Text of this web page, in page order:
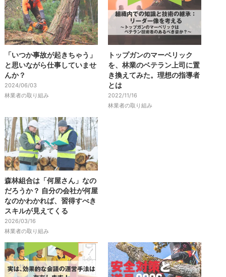
「いつか事故が起きちゃう」
と思いながら仕事していませ
んか？
2024/06/03
林業者の取り組み
トップガンのマーベリック
を、林業のベテラン上司に置
き換えてみた。理想の指導者
とは
2022/11/16
林業者の取り組み
森林組合は「何屋さん」なの
だろうか？ 自分の会社が何屋
なのかわかれば、習得すべき
スキルが見えてくる
2026/03/16
林業者の取り組み